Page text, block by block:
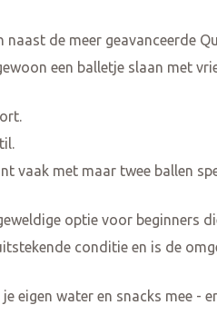
naast de meer geavanceerde
een balletje slaan met
vaak met maar twee ballen
optie voor beginners
conditie en is de
je eigen water en snacks mee -